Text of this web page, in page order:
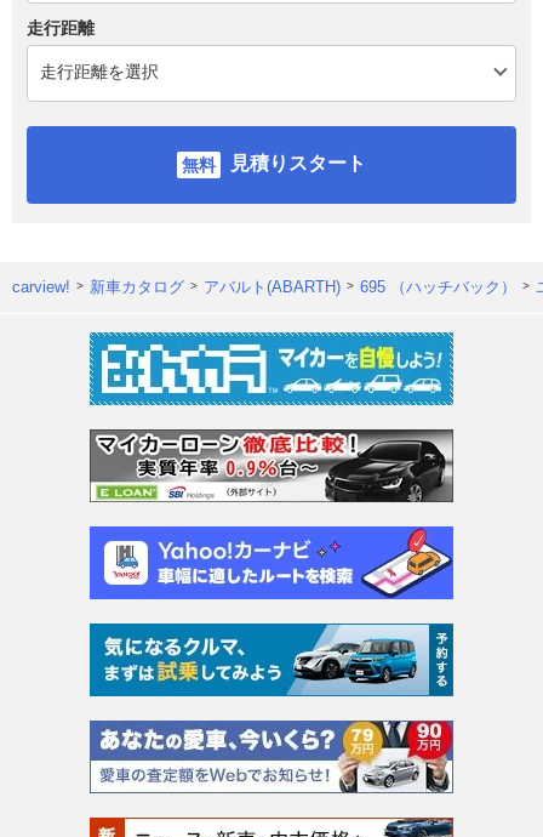
走行距離
見積りスタート
carview! 新車カタログ アバルト(ABARTH) 695 （ハッチバック）